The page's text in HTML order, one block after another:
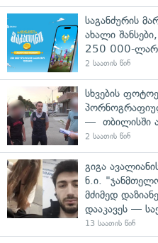
საგანძურის
ახალი
250 000-
2 საათის წინ
სხვების
— თბილისში
2 საათის წინ
გიგა
ნ.ი.
მძიმედ
დააკავეს —
13 საათის წინ